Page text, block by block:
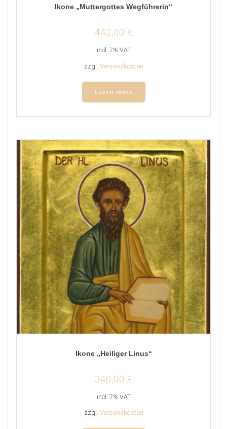
Ikone „Muttergottes Wegführerin“
442,00 €
incl. 7% VAT
zzgl. Versandkosten
Learn more
Ikone „Heiliger Linus“
340,00 €
incl. 7% VAT
zzgl. Versandkosten